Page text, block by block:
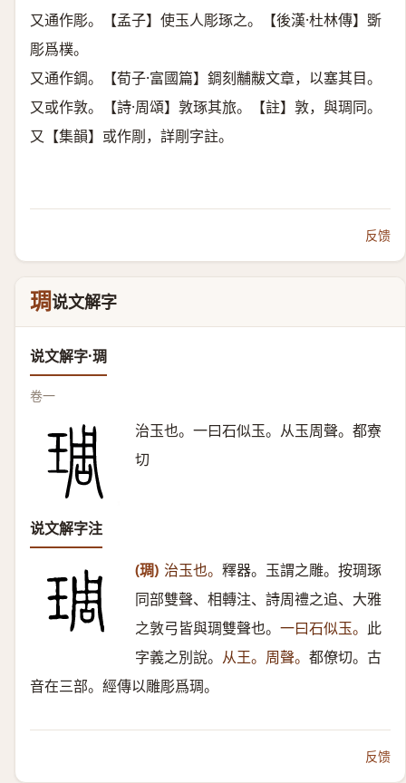
又通作彫。【孟子】使玉人彫琢之。【後漢·杜林傳】斲
彫爲樸。
又通作錭。【荀子·富國篇】錭刻黼黻文章，以塞其目。
又或作敦。【詩·周頌】敦琢其旅。【註】敦，與琱同。
又【集韻】或作㓮，詳㓮字註。
反馈
琱说文解字
说文解字·琱
卷一
治玉也。一曰石似玉。从玉周聲。都寮
切
说文解字注
(琱) 治玉也。 釋器。玉謂之雕。按琱琢
同部雙聲、相轉注、詩周禮之追、大雅
之敦弓皆與琱雙聲也。 一曰石似玉。 此
字義之別說。 从王。周聲。 都僚切。古
音在三部。經傳以雕彫爲琱。
反馈